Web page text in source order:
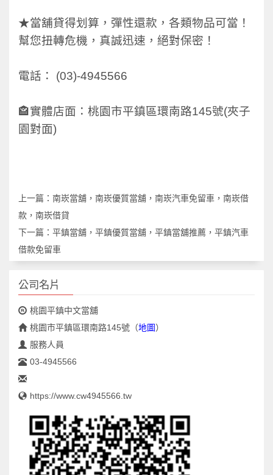
★當舖貸得划算，彈性還款，各類物品可當！
幫您扭轉危機，真誠迅速，絕對保密！
電話： (03)-4945566
🏤實體店面：桃園市平鎮區環南路145號(夾子
園對面)
上一篇： 南崁當舖，南崁優質當舖，南崁汽車免留車，南崁借
款，南崁借貸
下一篇： 平鎮當舖，平鎮優質當舖，平鎮當舖推薦，平鎮汽車
借款免留車
公司名片
桃園平鎮中文當舖
桃園市平鎮區環南路145號 （地圖）
服務人員
03-4945566
https://www.cw4945566.tw